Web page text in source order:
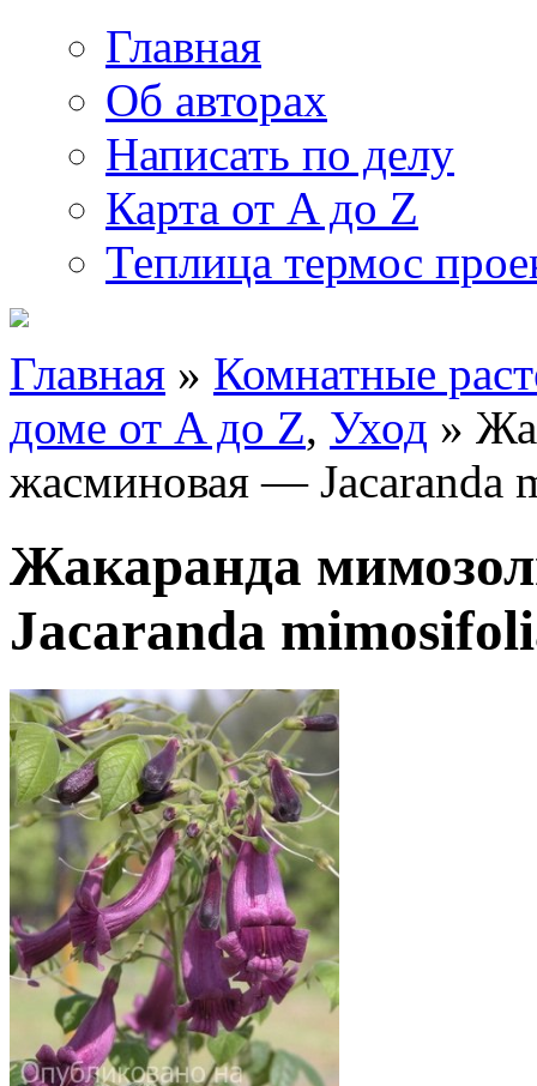
Главная
Об авторах
Написать по делу
Карта от A до Z
Теплица термос
Главная » Комнатные
доме от A до Z, Уход »
жасминовая — Jacaranda
Жакаранда
Jacaranda